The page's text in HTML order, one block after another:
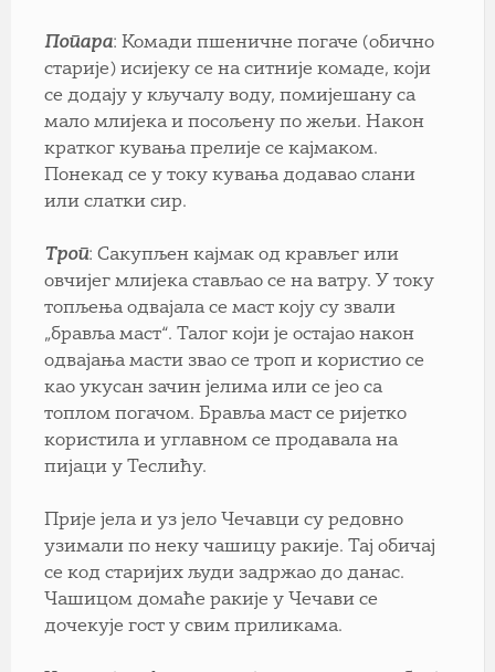
Попара: Комади пшеничне погаче (обично
старије) исијеку се на ситније комаде, који
се додају у кључалу воду, помијешану са
мало млијека и посољену по жељи. Након
кратког кувања прелије се кајмаком.
Понекад се у току кувања додавао слани
или слатки сир.
Троп: Сакупљен кајмак од крављег или
овчијег млијека стављао се на ватру. У току
топљења одвајала се маст коју су звали
„бравља маст“. Талог који је остајао након
одвајања масти звао се троп и користио се
као укусан зачин јелима или се јео са
топлом погачом. Бравља маст се ријетко
користила и углавном се продавала на
пијаци у Теслићу.
Прије јела и уз јело Чечавци су редовно
узимали по неку чашицу ракије. Тај обичај
се код старијих људи задржао до данас.
Чашицом домаће ракије у Чечави се
дочекује гост у свим приликама.